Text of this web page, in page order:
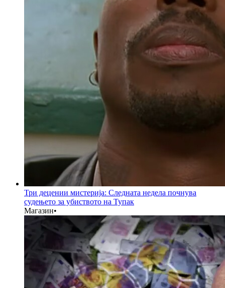
Три децении мистерија: Следната недела почнува
судењето за убиството на Тупак
Магазин•